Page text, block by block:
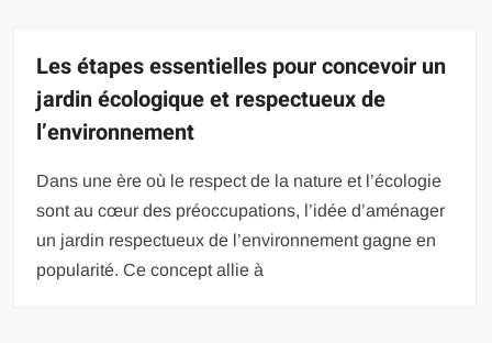
Les étapes essentielles pour concevoir un
jardin écologique et respectueux de
l’environnement
Dans une ère où le respect de la nature et l’écologie
sont au cœur des préoccupations, l’idée d’aménager
un jardin respectueux de l’environnement gagne en
popularité. Ce concept allie à